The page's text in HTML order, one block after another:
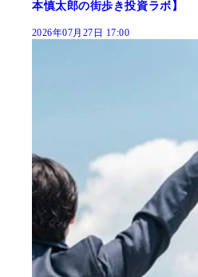
本慎太郎の街歩き投資ラボ】
2026年07月27日 17:00